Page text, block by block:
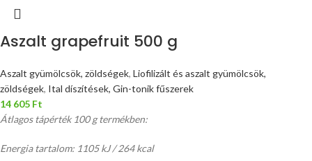
Aszalt grapefruit 500 g
Aszalt gyümölcsök, zöldségek, Liofilizált és aszalt gyümölcsök,
zöldségek, Ital díszítések, Gin-tonik fűszerek
14 605 Ft
Átlagos tápérték 100 g termékben:
Energia tartalom: 1105 kJ / 264 kcal